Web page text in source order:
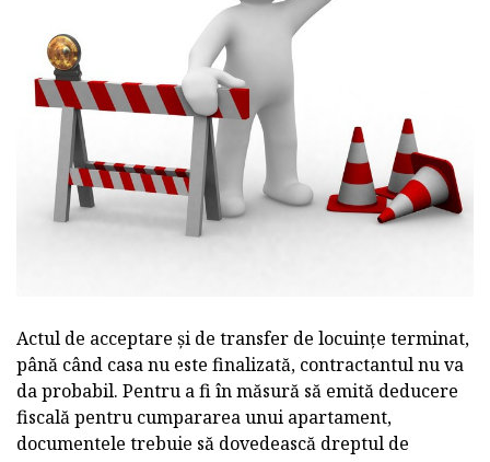
Actul de acceptare și de transfer de locuințe terminat,
până când casa nu este finalizată, contractantul nu va
da probabil. Pentru a fi în măsură să emită deducere
fiscală pentru cumpararea unui apartament,
documentele trebuie să dovedească dreptul de